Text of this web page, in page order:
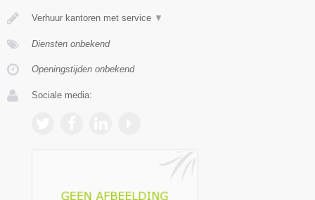
Verhuur kantoren met service ▼
Diensten onbekend
Openingstijden onbekend
Sociale media: